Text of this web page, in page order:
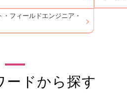
フィールドエンジニア・
ードから探す